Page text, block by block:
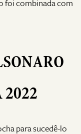
foi combinada com
2022
para sucedê-lo